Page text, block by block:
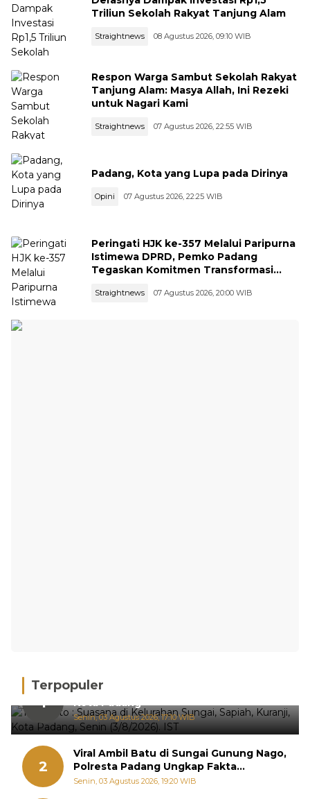
Triliun Sekolah Rakyat Tanjung Alam
Straightnews 08 Agustus 2026, 09:10 WIB
Respon Warga Sambut Sekolah Rakyat
Tanjung Alam: Masya Allah, Ini Rezeki
untuk Nagari Kami
Straightnews 07 Agustus 2026, 22:55 WIB
Padang, Kota yang Lupa pada Dirinya
Opini 07 Agustus 2026, 22:25 WIB
Peringati HJK ke-357 Melalui Paripurna
Istimewa DPRD, Pemko Padang
Tegaskan Komitmen Transformasi
Straightnews 07 Agustus 2026, 20:00 WIB
Terpopuler
1
Hujan Deras, 15 Titik Banjir Terdeteksi di
Kota Padang
Senin, 03 Agustus 2026, 17:10 WIB
2
Viral Ambil Batu di Sungai Gunung Nago,
Polresta Padang Ungkap Fakta
Sebenarnya
Senin, 03 Agustus 2026, 19:20 WIB